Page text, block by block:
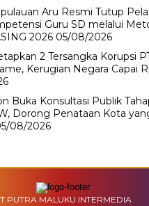
Aru Resmi Tutup
Guru SD melalui
2026 05/08/2026
2 Tersangka Korupsi
Kerugian Negara Capai
Buka Konsultasi Publik
Dorong Penataan Kota
08/2026
PUTRA MALUKU INTERMEDIA